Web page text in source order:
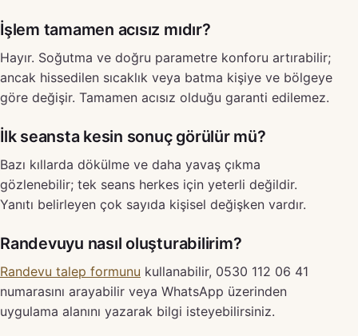
İşlem tamamen acısız mıdır?
Hayır. Soğutma ve doğru parametre konforu artırabilir;
ancak hissedilen sıcaklık veya batma kişiye ve bölgeye
göre değişir. Tamamen acısız olduğu garanti edilemez.
İlk seansta kesin sonuç görülür mü?
Bazı kıllarda dökülme ve daha yavaş çıkma
gözlenebilir; tek seans herkes için yeterli değildir.
Yanıtı belirleyen çok sayıda kişisel değişken vardır.
Randevuyu nasıl oluşturabilirim?
Randevu talep formunu kullanabilir, 0530 112 06 41
numarasını arayabilir veya WhatsApp üzerinden
uygulama alanını yazarak bilgi isteyebilirsiniz.